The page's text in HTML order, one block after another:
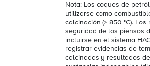
Nota: Los coques de
utilizarse como
calcinación (> 850 °C). Los
seguridad de los piensos
incluirse en el sistema
registrar evidencias de
calcinadas y resultados